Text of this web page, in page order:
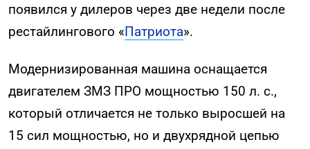
появился у дилеров через две недели после
рестайлингового «Патриота».
Модернизированная машина оснащается
двигателем ЗМЗ ПРО мощностью 150 л. с.,
который отличается не только выросшей на
15 сил мощностью, но и двухрядной цепью